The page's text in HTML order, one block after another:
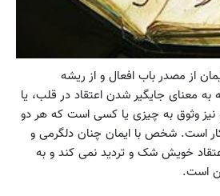
از مصدر باب افعال و از ریشه
معنای جایگیر شدن اعتقاد در قلب، یا
نیز وثوق به چیزی یا کسی است که هر دو
است. شخص با ایمان چنان دلگرمی و
خویش شک و تردید نمی کند و به
است.